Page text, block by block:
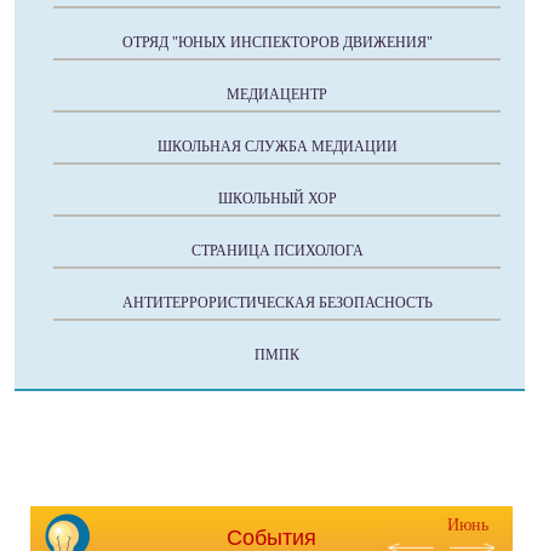
ОТРЯД "ЮНЫХ ИНСПЕКТОРОВ ДВИЖЕНИЯ"
МЕДИАЦЕНТР
ШКОЛЬНАЯ СЛУЖБА МЕДИАЦИИ
ШКОЛЬНЫЙ ХОР
СТРАНИЦА ПСИХОЛОГА
АНТИТЕРРОРИСТИЧЕСКАЯ БЕЗОПАСНОСТЬ
ПМПК
События
Июнь